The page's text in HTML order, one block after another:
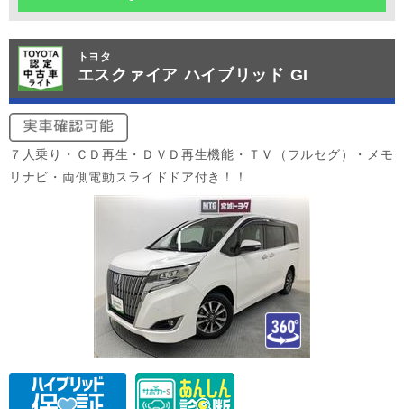
トヨタ
エスクァイア ハイブリッド GI
７人乗り・ＣＤ再生・ＤＶＤ再生機能・ＴＶ（フルセグ）・メモ
リナビ・両側電動スライドドア付き！！